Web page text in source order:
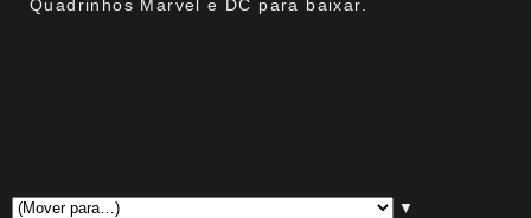
Quadrinhos Marvel e DC para baixar.
▼